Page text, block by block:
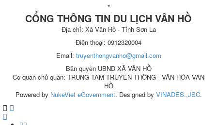
*
CỔNG THÔNG TIN DU LỊCH VÂN HỒ
Địa chỉ: Xã Vân Hồ - Tỉnh Sơn La
Điện thoại: 0912320004
Email: truyenthongvanho@gmail.com
Bản quyền UBND XÃ VÂN HỒ
Cơ quan chủ quản: TRUNG TÂM TRUYỀN THÔNG - VĂN HÓA VÂN
HỒ
Powered by NukeViet eGovernment. Designed by VINADES.,JSC.